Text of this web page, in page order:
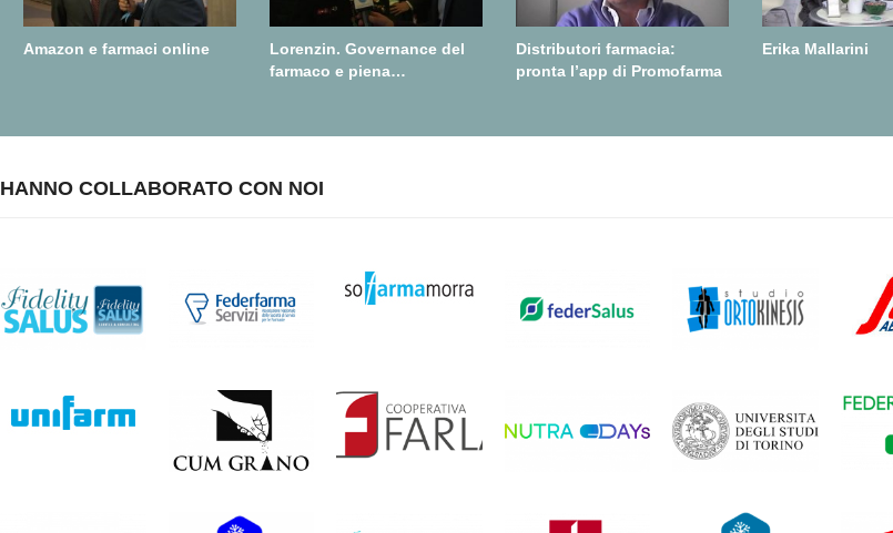
Amazon e farmaci online
Lorenzin. Governance del
farmaco e piena
Distributori farmacia:
pronta l’app di Promofarma
Erika Mallarini
HANNO COLLABORATO CON NOI